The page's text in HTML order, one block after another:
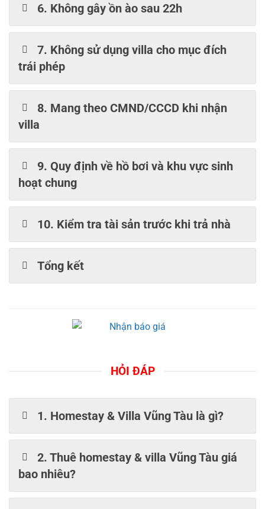
6. Không gây ồn ào sau 22h
7. Không sử dụng villa cho mục đích
trái phép
8. Mang theo CMND/CCCD khi nhận
villa
9. Quy định về hồ bơi và khu vực sinh
hoạt chung
10. Kiểm tra tài sản trước khi trả nhà
Tổng kết
HỎI ĐÁP
1. Homestay & Villa Vũng Tàu là gì?
2. Thuê homestay & villa Vũng Tàu giá
bao nhiêu?